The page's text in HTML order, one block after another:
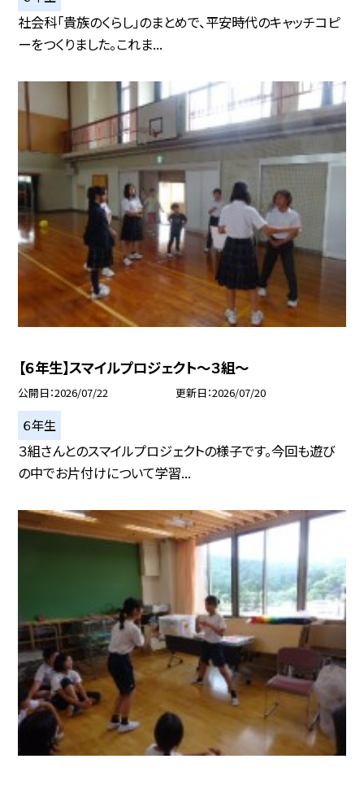
社会科「貴族のくらし」のまとめで、平安時代のキャッチコピ
ーをつくりました。これま...
【６年生】スマイルプロジェクト～３組～
公開日 2026/07/22 更新日 2026/07/20
６年生
３組さんとのスマイルプロジェクトの様子です。今回も遊び
の中でお片付けについて学習...